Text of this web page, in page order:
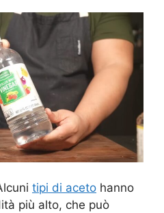
tipi di aceto hanno
più alto, che può